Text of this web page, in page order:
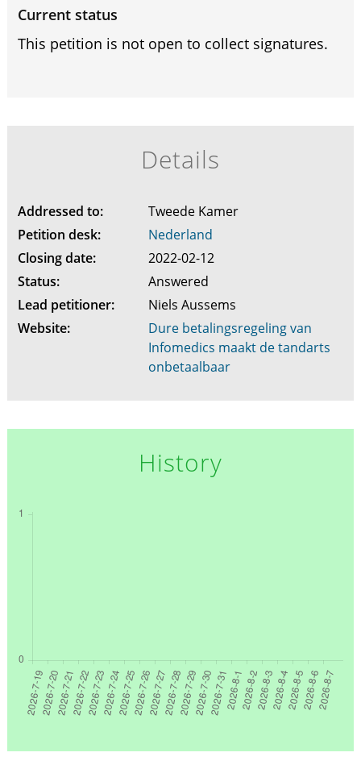
Current status
This petition is not open to collect signatures.
Details
Addressed to:
Tweede Kamer
Petition desk:
Nederland
Closing date:
2022-02-12
Status:
Answered
Lead petitioner:
Niels Aussems
Website:
Dure betalingsregeling van
Infomedics maakt de tandarts
onbetaalbaar
History